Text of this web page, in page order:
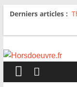
Derniers articles :